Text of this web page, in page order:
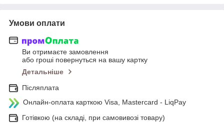
Умови оплати
Ви отримаєте замовлення
або гроші повернуться на вашу картку
Детальніше
Післяплата
Онлайн-оплата карткою Visa, Mastercard - LiqPay
Готівкою (на складі, при самовивозі товару)